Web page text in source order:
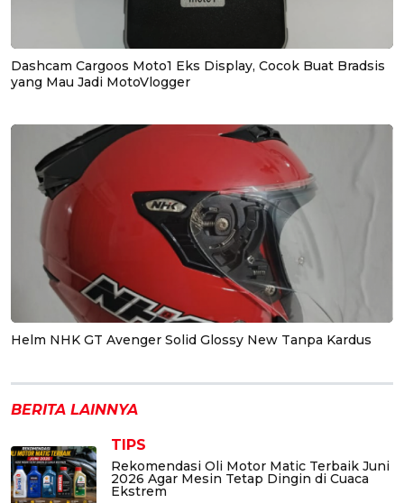
Dashcam Cargoos Moto1 Eks Display, Cocok Buat Bradsis
yang Mau Jadi MotoVlogger
Helm NHK GT Avenger Solid Glossy New Tanpa Kardus
BERITA LAINNYA
TIPS
Rekomendasi Oli Motor Matic Terbaik Juni
2026 Agar Mesin Tetap Dingin di Cuaca
Ekstrem